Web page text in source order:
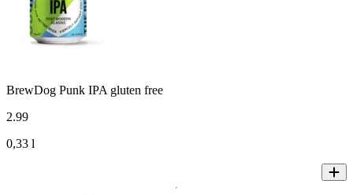
BrewDog Punk IPA gluten free
2.99
0,33 l